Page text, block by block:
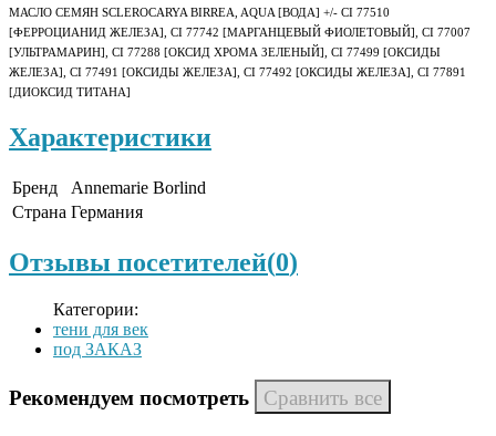
МАСЛО СЕМЯН SCLEROCARYA BIRREA, AQUA [ВОДА] +/- CI 77510
[ФЕРРОЦИАНИД ЖЕЛЕЗА], CI 77742 [МАРГАНЦЕВЫЙ ФИОЛЕТОВЫЙ], CI 77007
[УЛЬТРАМАРИН], CI 77288 [ОКСИД ХРОМА ЗЕЛЕНЫЙ], CI 77499 [ОКСИДЫ
ЖЕЛЕЗА], CI 77491 [ОКСИДЫ ЖЕЛЕЗА], CI 77492 [ОКСИДЫ ЖЕЛЕЗА], CI 77891
[ДИОКСИД ТИТАНА]
Характеристики
Бренд
Annemarie Borlind
Страна Германия
Отзывы посетителей(0)
Категории:
тени для век
под ЗАКАЗ
Рекомендуем посмотреть